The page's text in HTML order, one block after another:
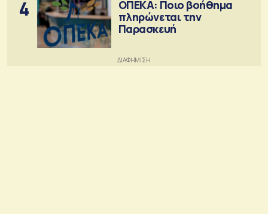
4
ΟΠΕΚΑ: Ποιο βοήθημα
πληρώνεται την
Παρασκευή